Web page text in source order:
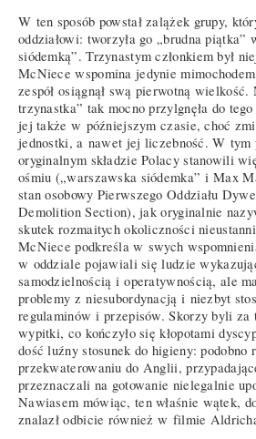
W ten sposób powstał zalążek grupy,
oddziałowi: tworzyła go „brudna
siódemką”. Trzynastym członkiem był
McNiece wspomina jedynie
zespół osiągnął swą pierwotną wielkość.
trzynastka” tak mocno przylgnęła do
jej także w późniejszym czasie, choć
jednostki, a nawet jej liczebność. W tym
oryginalnym składzie Polacy stanowili
ośmiu („warszawska siódemka” i Max
stan osobowy Pierwszego Oddziału
Demolition Section), jak oryginalnie
skutek rozmaitych okoliczności
McNiece podkreśla w swych
w oddziale pojawiali się ludzie
samodzielnością i operatywnością, ale
problemy z niesubordynacją i niezbyt
regulaminów i przepisów. Skorzy byli
wypitki, co kończyło się kłopotami
dość luźny stosunek do higieny:
przekwaterowaniu do Anglii,
przeznaczali na gotowanie nielegalnie
Nawiasem mówiąc, ten właśnie wątek,
znalazł odbicie również w filmie